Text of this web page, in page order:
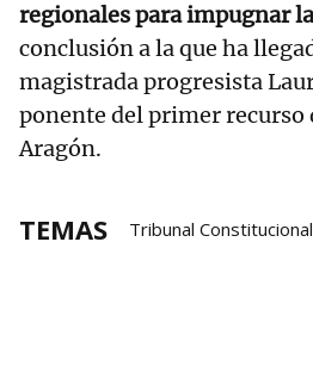
regionales para impugnar
conclusión a la que ha
magistrada progresista
ponente del primer recurso
Aragón.
TEMAS Tribunal Constitucional